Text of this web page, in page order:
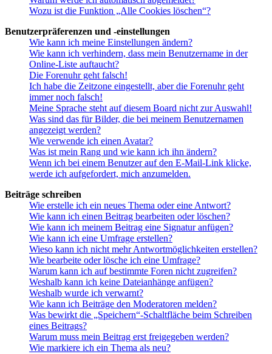
Wozu ist die Funktion „Alle Cookies löschen“?
Benutzerpräferenzen und -einstellungen
Wie kann ich meine Einstellungen ändern?
Wie kann ich verhindern, dass mein Benutzername in der
Online-Liste auftaucht?
Die Forenuhr geht falsch!
Ich habe die Zeitzone eingestellt, aber die Forenuhr geht
immer noch falsch!
Meine Sprache steht auf diesem Board nicht zur Auswahl!
Was sind das für Bilder, die bei meinem Benutzernamen
angezeigt werden?
Wie verwende ich einen Avatar?
Was ist mein Rang und wie kann ich ihn ändern?
Wenn ich bei einem Benutzer auf den E-Mail-Link klicke,
werde ich aufgefordert, mich anzumelden.
Beiträge schreiben
Wie erstelle ich ein neues Thema oder eine Antwort?
Wie kann ich einen Beitrag bearbeiten oder löschen?
Wie kann ich meinem Beitrag eine Signatur anfügen?
Wie kann ich eine Umfrage erstellen?
Wieso kann ich nicht mehr Antwortmöglichkeiten erstellen?
Wie bearbeite oder lösche ich eine Umfrage?
Warum kann ich auf bestimmte Foren nicht zugreifen?
Weshalb kann ich keine Dateianhänge anfügen?
Weshalb wurde ich verwarnt?
Wie kann ich Beiträge den Moderatoren melden?
Was bewirkt die „Speichern“-Schaltfläche beim Schreiben
eines Beitrags?
Warum muss mein Beitrag erst freigegeben werden?
Wie markiere ich ein Thema als neu?